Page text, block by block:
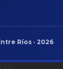
Ríos · 2026